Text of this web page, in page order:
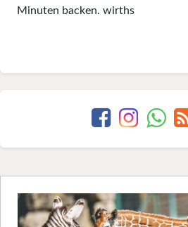
Minuten backen. wirths